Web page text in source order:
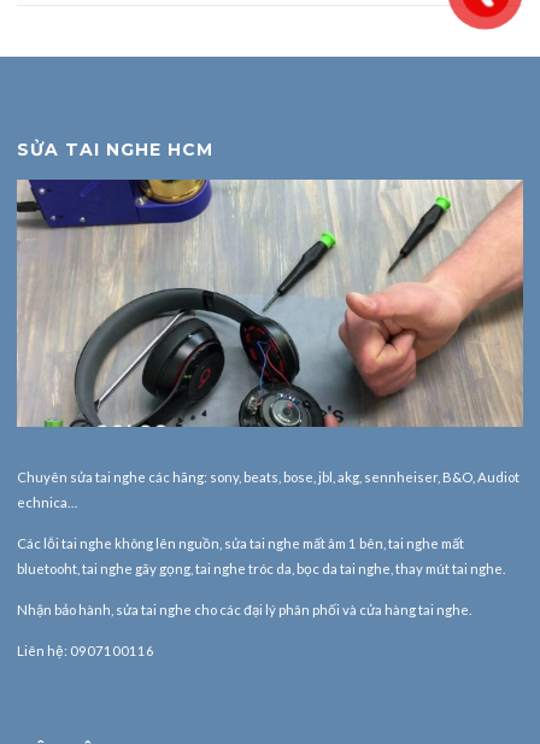
SỬA TAI NGHE HCM
Chuyên sửa tai nghe các hãng: sony, beats, bose, jbl, akg, sennheiser, B&O, Audiot
echnica…
Các lỗi tai nghe không lên nguồn, sửa tai nghe mất âm 1 bên, tai nghe mất
bluetooht, tai nghe gãy gọng, tai nghe tróc da, bọc da tai nghe, thay mút tai nghe.
Nhận bảo hành, sửa tai nghe cho các đại lý phân phối và cửa hàng tai nghe.
Liên hệ: 0907100116